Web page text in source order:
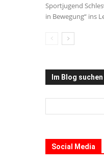
Sportjugend
in Bewegung“ ins
Im Blog suchen
Social Media